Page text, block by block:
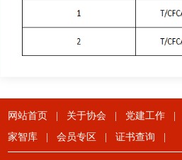
网站首页 关于协会 党建工作
家智库
会员专区 证书查询